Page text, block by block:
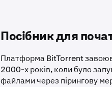
Посібник для
Платформа BitTorrent
2000-х років, коли було
файлами через пірингову